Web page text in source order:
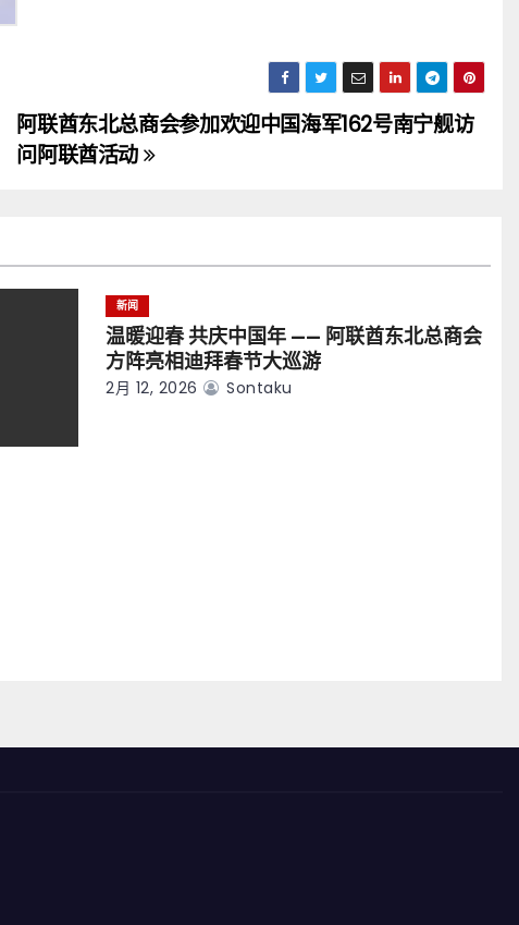
阿联酋东北总商会参加欢迎中国海军162号南宁舰访
问阿联酋活动
新闻
温暖迎春 共庆中国年 —— 阿联酋东北总商会
方阵亮相迪拜春节大巡游
2月 12, 2026 Sontaku